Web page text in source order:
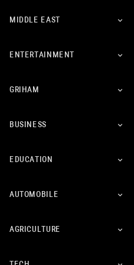
MIDDLE EAST
ENTERTAINMENT
GRIHAM
BUSINESS
EDUCATION
AUTOMOBILE
AGRICULTURE